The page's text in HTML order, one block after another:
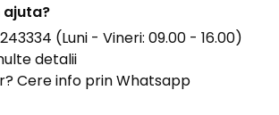
ajuta?
(Luni - Vineri: 09.00 - 16.00)
detalii
Cere info prin Whatsapp